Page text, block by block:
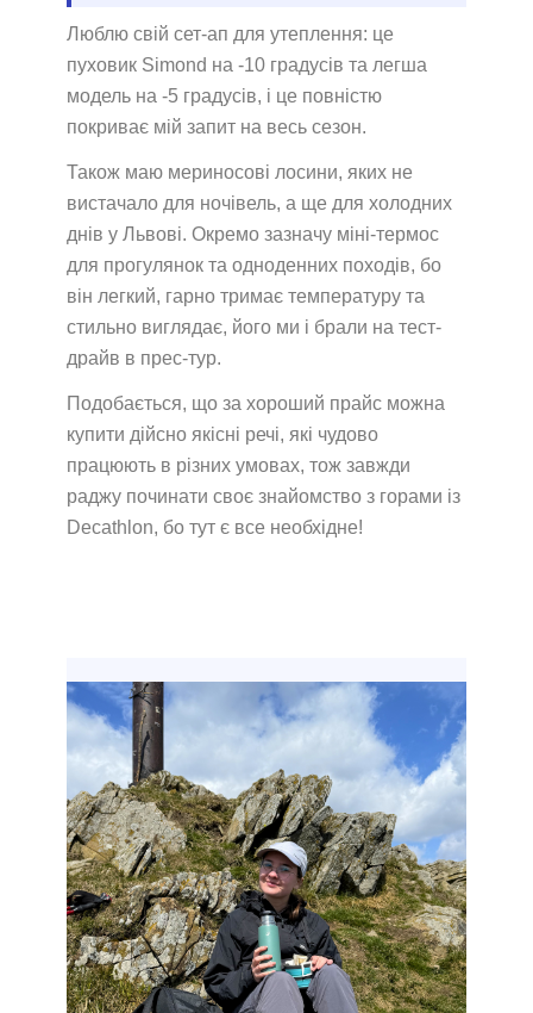
Люблю свій сет-ап для утеплення: це
пуховик Simond на -10 градусів та легша
модель на -5 градусів, і це повністю
покриває мій запит на весь сезон.
Також маю мериносові лосини, яких не
вистачало для ночівель, а ще для холодних
днів у Львові. Окремо зазначу міні-термос
для прогулянок та одноденних походів, бо
він легкий, гарно тримає температуру та
стильно виглядає, його ми і брали на тест-
драйв в прес-тур.
Подобається, що за хороший прайс можна
купити дійсно якісні речі, які чудово
працюють в різних умовах, тож завжди
раджу починати своє знайомство з горами із
Decathlon, бо тут є все необхідне!